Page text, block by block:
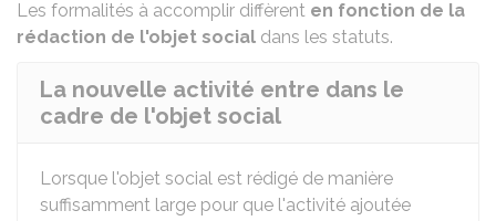
Les formalités à accomplir diffèrent en fonction de la
rédaction de l'objet social dans les statuts.
La nouvelle activité entre dans le
cadre de l'objet social
Lorsque l'objet social est rédigé de manière
suffisamment large pour que l'activité ajoutée